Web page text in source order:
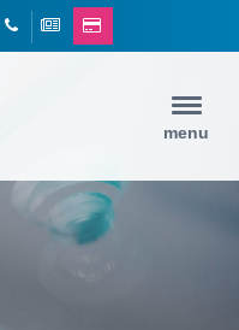
menu